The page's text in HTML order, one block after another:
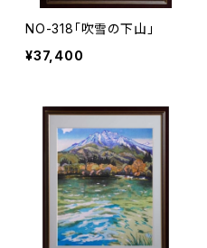
NO-318「吹雪の下山」
¥37,400